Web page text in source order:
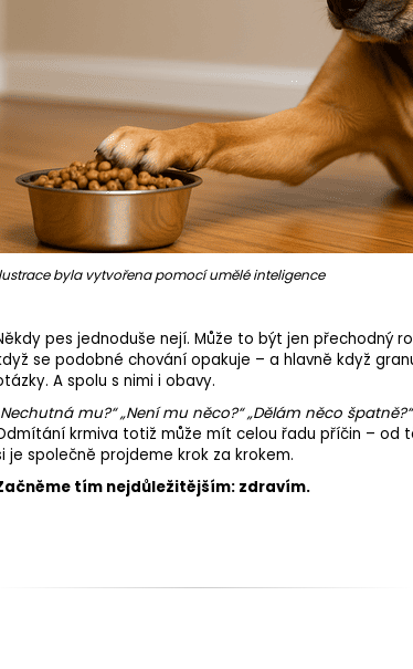
byla vytvořena pomocí umělé inteligence
pes jednoduše nejí. Může to být jen přechodný
se podobné chování opakuje – a hlavně když
A spolu s nimi i obavy.
mu?“ „Není mu něco?“ „Dělám něco špatně?“
krmiva totiž může mít celou řadu příčin – od
je společně projdeme krok za krokem.
tím nejdůležitějším: zdravím.